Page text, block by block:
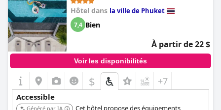
Hôtel dans la ville de Phuket
7,4 Bien
À partir de 22 $
Voir les disponibilités
$ +7
Accessible
Généré par IA
Cet hôtel propose des équipements